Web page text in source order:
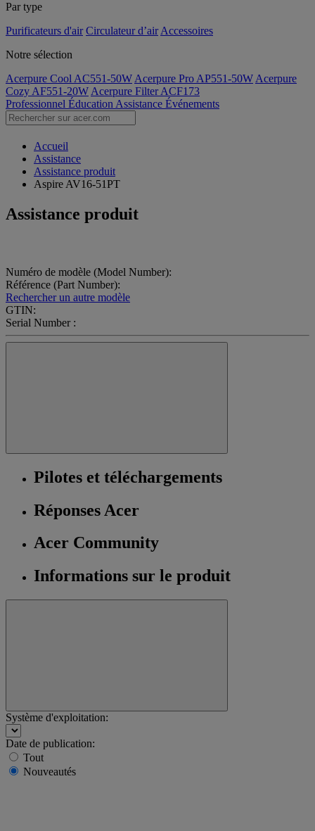
Par type
Purificateurs d'air Circulateur d’air Accessoires
Notre sélection
Acerpure Cool AC551-50W Acerpure Pro AP551-50W Acerpure
Cozy AF551-20W Acerpure Filter ACF173
Professionnel Éducation Assistance Événements
Accueil
Assistance
Assistance produit
Aspire AV16-51PT
Assistance produit
Numéro de modèle (Model Number):
Référence (Part Number):
Rechercher un autre modèle
GTIN:
Serial Number :
Pilotes et téléchargements
Réponses Acer
Acer Community
Informations sur le produit
Système d'exploitation:
Date de publication:
Tout
Nouveautés